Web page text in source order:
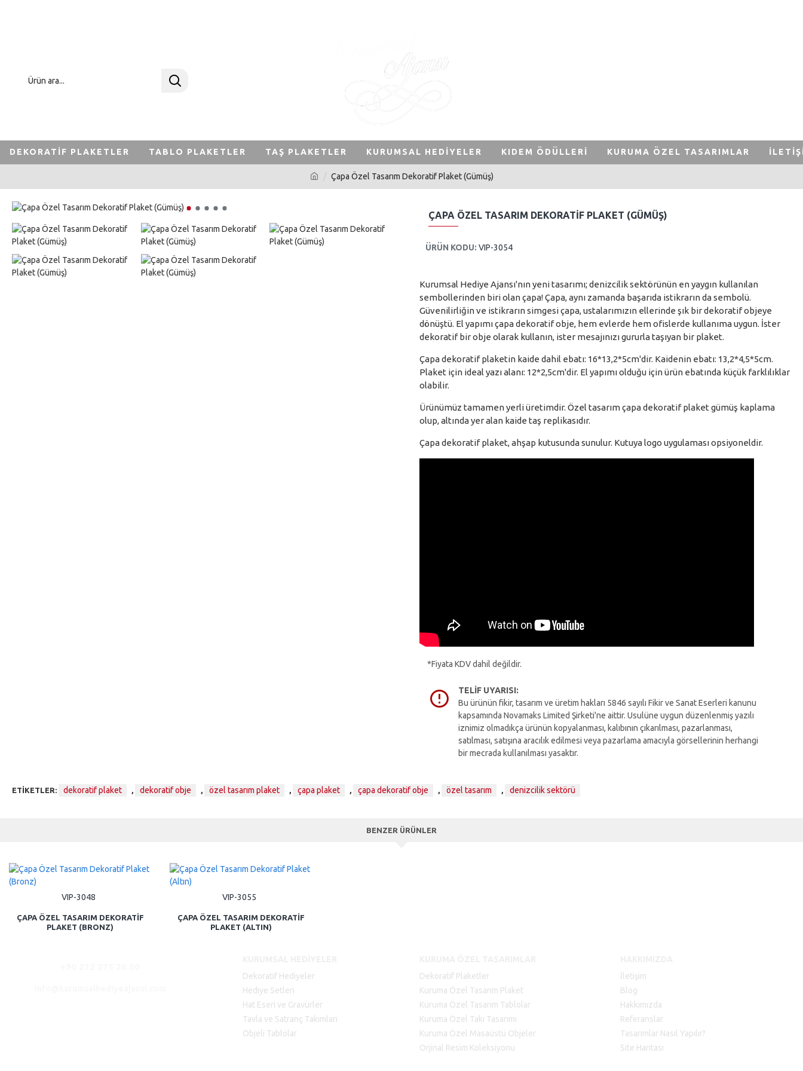
DEKORATIF PLAKETLER TABLO PLAKETLER TAŞ PLAKETLER KURUMSAL HEDIYELER KIDEM ÖDÜLLERI KURUMA ÖZEL TASARIMLAR
Çapa Özel Tasarım Dekoratif Plaket (Gümüş)
ÇAPA ÖZEL TASARIM DEKORATIF PLAKET (GÜMÜŞ)
ÜRÜN KODU: VIP-3054
TELIF UYARISI:
Bu ürünün fikir, tasarım ve üretim hakları 5846 sayılı Fikir ve Sanat Eserleri kanunu
kapsamında Novamaks Limited Şirketi'ne aittir. Usulüne uygun düzenlenmiş yazılı
iznimiz olmadıkça ürünün kopyalanması, kalıbının çıkarılması, pazarlanması,
satılması, satışına aracılık edilmesi veya pazarlama amacıyla görsellerinin herhangi
bir mecrada kullanılması yasaktır.
*Fiyata KDV dahil değildir.
Kurumsal Hediye Ajansı'nın yeni tasarımı; denizcilik sektörünün en yaygın kullanılan
sembollerinden biri olan çapa! Çapa, aynı zamanda başarıda istikrarın da sembolü.
Güvenilirliğin ve istikrarın simgesi çapa, ustalarımızın ellerinde şık bir dekoratif objeye
dönüştü. El yapımı çapa dekoratif obje, hem evlerde hem ofislerde kullanıma uygun. İster
dekoratif bir obje olarak kullanın, ister mesajınızı gururla taşıyan bir plaket.
Çapa dekoratif plaketin kaide dahil ebatı: 16*13,2*5cm'dir. Kaidenin ebatı: 13,2*4,5*5cm.
Plaket için ideal yazı alanı: 12*2,5cm'dir. El yapımı olduğu için ürün ebatında küçük farklılıklar
olabilir.
Ürünümüz tamamen yerli üretimdir. Özel tasarım çapa dekoratif plaket gümüş kaplama
olup, altında yer alan kaide taş replikasıdır.
Çapa dekoratif plaket, ahşap kutusunda sunulur. Kutuya logo uygulaması opsiyoneldir.
ETIKETLER: dekoratif plaket , dekoratif obje , özel tasarım plaket , çapa plaket , çapa dekoratif obje , özel tasarım , denizcilik sektörü
BENZER ÜRÜNLER
VIP-3048
ÇAPA ÖZEL TASARIM DEKORATIF
PLAKET (BRONZ)
VIP-3055
ÇAPA ÖZEL TASARIM DEKORATIF
PLAKET (ALTIN)
Dekoratif Hediyeler
Hediye Setleri
Hat Eseri ve Gravürler
Tavla ve Satranç Takımları
Objeli Tablolar
Dekoratif Plaketler
Kuruma Özel Tasarım Plaket
Kuruma Özel Tasarım Tablolar
Kuruma Özel Takı Tasarımı
Kuruma Özel Masaüstü Objeler
Orjinal Resim Koleksiyonu
İletişim
Blog
Hakkımızda
Referanslar
Tasarımlar Nasıl Yapılır?
Site Haritası